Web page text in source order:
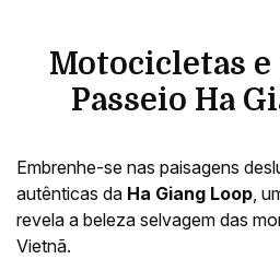
Motocicletas e
Passeio Ha
Embrenhe-se nas paisagens
autênticas da Ha Giang Loop,
revela a beleza selvagem das
Vietnã.